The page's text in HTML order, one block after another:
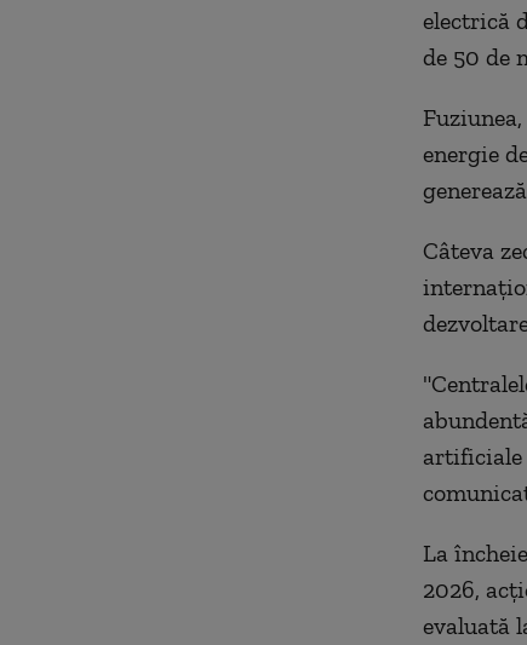
electrică
de 50 de
energie
Câteva
artificiale
La
2026,
evaluată